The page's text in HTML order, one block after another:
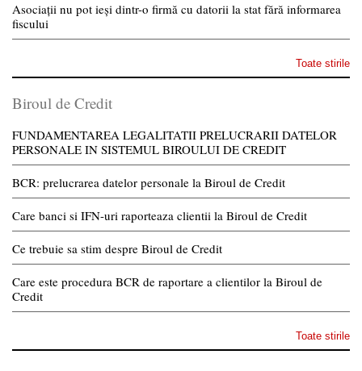
Asociații nu pot ieși dintr-o firmă cu datorii la stat fără informarea
fiscului
Toate stirile
Biroul de Credit
FUNDAMENTAREA LEGALITATII PRELUCRARII DATELOR
PERSONALE IN SISTEMUL BIROULUI DE CREDIT
BCR: prelucrarea datelor personale la Biroul de Credit
Care banci si IFN-uri raporteaza clientii la Biroul de Credit
Ce trebuie sa stim despre Biroul de Credit
Care este procedura BCR de raportare a clientilor la Biroul de
Credit
Toate stirile